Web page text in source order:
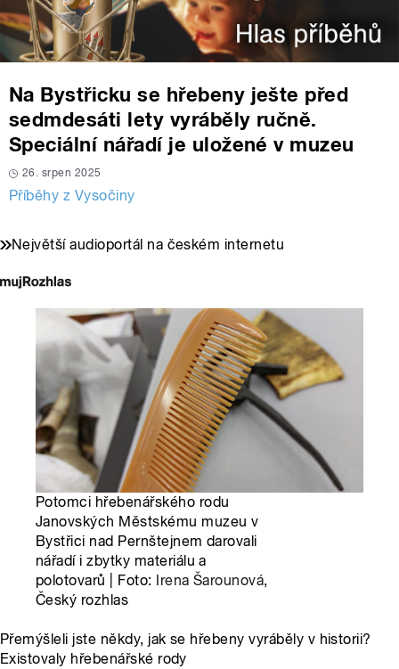
Na Bystřicku se hřebeny ješte před
sedmdesáti lety vyráběly ručně.
Speciální nářadí je uložené v muzeu
26. srpen 2025
Příběhy z Vysočiny
Největší audioportál na českém internetu
Potomci hřebenářského rodu
Janovských Městskému muzeu v
Bystřici nad Pernštejnem darovali
nářadí i zbytky materiálu a
polotovarů | Foto: Irena Šarounová,
Český rozhlas
Přemýšleli jste někdy, jak se hřebeny vyráběly v historii?
Existovaly hřebenářské rody